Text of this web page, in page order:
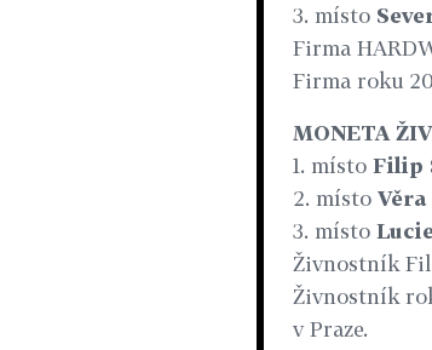
3. místo
Firma
Firma roku
MONETA
1. místo Filip
2. místo
3. místo
Živnostník
Živnostník
v Praze.